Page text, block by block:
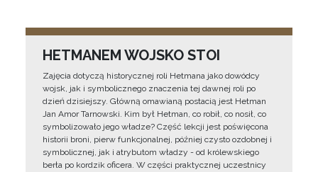
HETMANEM WOJSKO STOI
Zajęcia dotyczą historycznej roli Hetmana jako dowódcy
wojsk, jak i symbolicznego znaczenia tej dawnej roli po
dzień dzisiejszy. Główną omawianą postacią jest Hetman
Jan Amor Tarnowski. Kim był Hetman, co robił, co nosił, co
symbolizowało jego władze? Część lekcji jest poświęcona
historii broni, pierw funkcjonalnej, później czysto ozdobnej i
symbolicznej, jak i atrybutom władzy - od królewskiego
berła po kordzik oficera. W części praktycznej uczestnicy